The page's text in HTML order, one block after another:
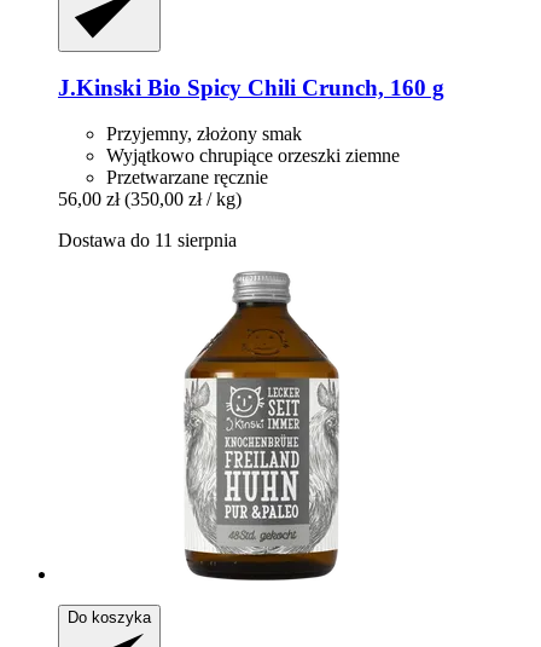
J.Kinski Bio Spicy Chili Crunch, 160 g
Przyjemny, złożony smak
Wyjątkowo chrupiące orzeszki ziemne
Przetwarzane ręcznie
56,00 zł (350,00 zł / kg)
Dostawa do 11 sierpnia
Do koszyka